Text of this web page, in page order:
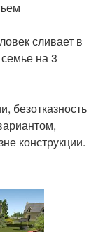
сливает в
на 3
безотказность
конструкции.